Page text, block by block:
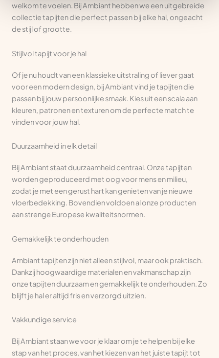
welkom te voelen. Bij Ambiant hebben we een uitgebreide
collectie tapijten die perfect passen bij elke hal, ongeacht
de stijl of grootte.
Stijlvol tapijt voor je hal
Of je nu houdt van een klassieke uitstraling of liever gaat
voor een modern design, bij Ambiant vind je tapijten die
passen bij jouw persoonlijke smaak. Kies uit een scala aan
kleuren, patronen en texturen om de perfecte match te
vinden voor jouw hal.
Duurzaamheid in elk detail
Bij Ambiant staat duurzaamheid centraal. Onze tapijten
worden geproduceerd met oog voor mens en milieu,
zodat je met een gerust hart kan genieten van je nieuwe
vloerbedekking. Bovendien voldoen al onze producten
aan strenge Europese kwaliteitsnormen.
Gemakkelijk te onderhouden
Ambiant tapijten zijn niet alleen stijlvol, maar ook praktisch.
Dankzij hoogwaardige materialen en vakmanschap zijn
onze tapijten duurzaam en gemakkelijk te onderhouden. Zo
blijft je hal er altijd fris en verzorgd uitzien.
Vakkundige service
Bij Ambiant staan we voor je klaar om je te helpen bij elke
stap van het proces, van het kiezen van het juiste tapijt tot